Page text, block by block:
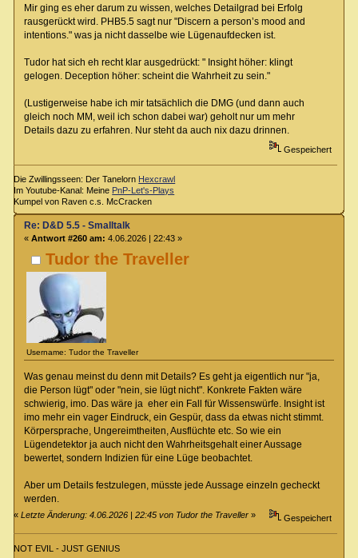
Mir ging es eher darum zu wissen, welches Detailgrad bei Erfolg
rausgerückt wird. PHB5.5 sagt nur "Discern a person’s mood and
intentions." was ja nicht dasselbe wie Lügenaufdecken ist.
Tudor hat sich eh recht klar ausgedrückt: " Insight höher: klingt
gelogen. Deception höher: scheint die Wahrheit zu sein."
(Lustigerweise habe ich mir tatsächlich die DMG (und dann auch
gleich noch MM, weil ich schon dabei war) geholt nur um mehr
Details dazu zu erfahren. Nur steht da auch nix dazu drinnen.
Gespeichert
Die Zwillingsseen: Der Tanelorn Hexcrawl
Im Youtube-Kanal: Meine PnP-Let's-Plays
Kumpel von Raven c.s. McCracken
Tudor the Traveller
Username: Tudor the Traveller
Re: D&D 5.5 - Smalltalk
« Antwort #260 am: 4.06.2026 | 22:43 »
Was genau meinst du denn mit Details? Es geht ja eigentlich nur "ja,
die Person lügt" oder "nein, sie lügt nicht". Konkrete Fakten wäre
schwierig, imo. Das wäre ja eher ein Fall für Wissenswürfe. Insight ist
imo mehr ein vager Eindruck, ein Gespür, dass da etwas nicht stimmt.
Körpersprache, Ungereimtheiten, Ausflüchte etc. So wie ein
Lügendetektor ja auch nicht den Wahrheitsgehalt einer Aussage
bewertet, sondern Indizien für eine Lüge beobachtet.
Aber um Details festzulegen, müsste jede Aussage einzeln gecheckt
werden.
«Letzte Änderung: 4.06.2026 | 22:45 von Tudor the Traveller » Gespeichert
NOT EVIL - JUST GENIUS